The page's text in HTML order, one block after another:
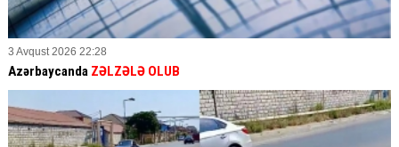
3 Avqust 2026 22:28
Azərbaycanda ZƏLZƏLƏ OLUB